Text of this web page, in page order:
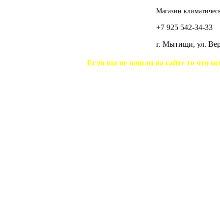
Магазин
+7 925 542-34-33
г. Мытищи, ул.
Если вы не нашли на сайте то что